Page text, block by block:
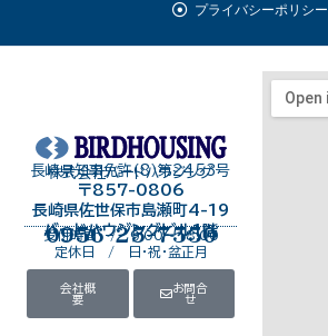
プライバシーポリシー
長崎県知事免許（8）第2453号
株式会社バードハウジング
〒857-0806
長崎県佐世保市島瀬町4-19
バードハウジングビル１階
0956-25-7550
受付時間 / 9:00～18:00
定休日 / 日・祝・盆正月
会社概
要
お問合
せ